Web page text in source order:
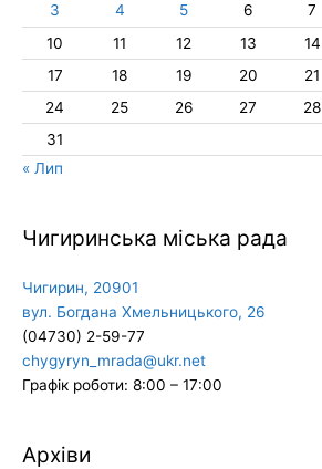
3
4 5 6 7
10
11 12 13 14
17
18 19 20 21
24
25 26 27 28
31
« Лип
Чигиринська міська рада
Чигирин, 20901
вул. Богдана Хмельницького, 26
(04730) 2-59-77
chygyryn_mrada@ukr.net
Графік роботи: 8:00 – 17:00
Архіви
Архіви